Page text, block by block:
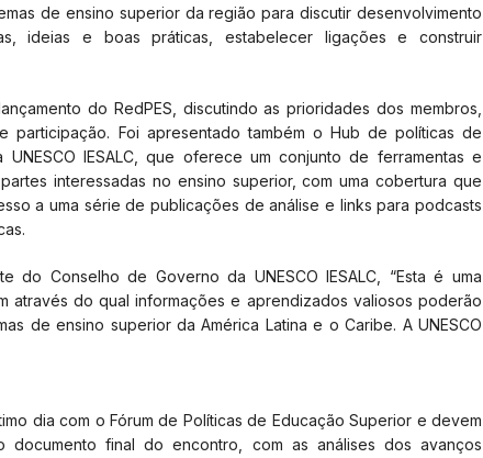
de ensino superior da região para discutir desenvolvimento
ideias e boas práticas, estabelecer ligações e construir
do RedPES, discutindo as prioridades dos membros,
participação. Foi apresentado também o Hub de políticas de
IESALC, que oferece um conjunto de ferramentas e
interessadas ​​no ensino superior, com uma cobertura que
a uma série de publicações de análise e links para podcasts
do Conselho de Governo da UNESCO IESALC, “Esta é uma
através do qual informações e aprendizados valiosos poderão
de ensino superior da América Latina e o Caribe. A UNESCO
dia com o Fórum de Políticas de Educação Superior e devem
final do encontro, com as análises dos avanços